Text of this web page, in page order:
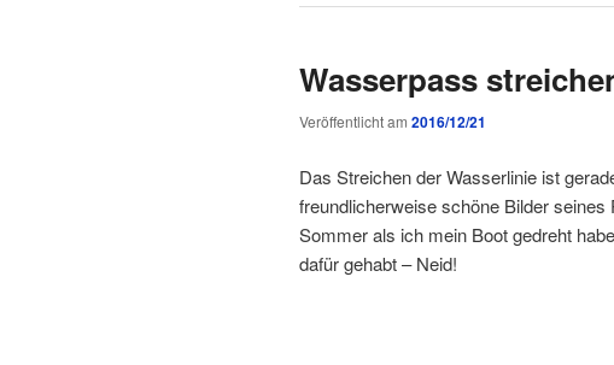
Wasserpass
Veröffentlicht am 2016/12/21
Das Streichen der Wasserlinie ist
freundlicherweise schöne Bilder
Sommer als ich mein Boot gedreht
dafür gehabt – Neid!